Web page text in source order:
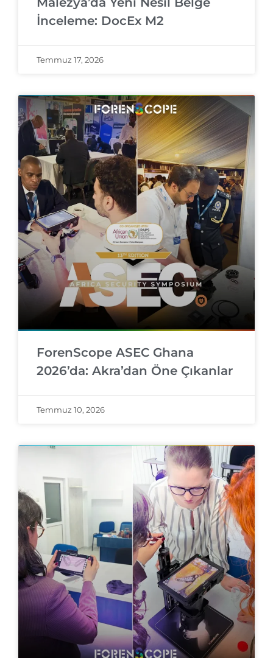
İnceleme: DocEx M2
Temmuz 17, 2026
ForenScope ASEC Ghana
2026’da: Akra’dan Öne Çıkanlar
Temmuz 10, 2026